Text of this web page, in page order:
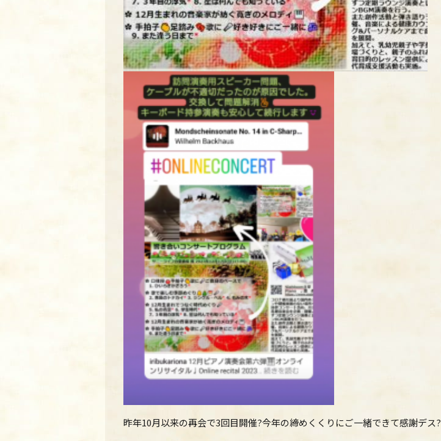
昨年10月以来の再会で3回目開催?今年の締めくくりにご一緒できて感謝デス?